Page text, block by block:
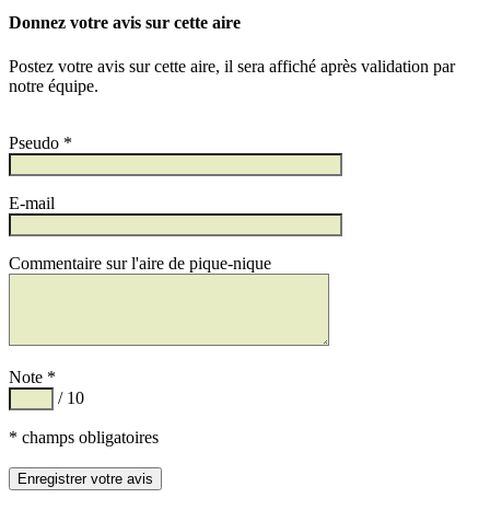
Donnez votre avis sur cette aire
Postez votre avis sur cette aire, il sera affiché après validation par
notre équipe.
Pseudo *
E-mail
Commentaire sur l'aire de pique-nique
Note *
/ 10
* champs obligatoires